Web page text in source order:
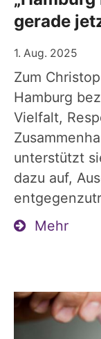
gerade
1. Aug. 2025
Zum
Hamburg
Vielfalt,
unterstützt
dazu auf,
Mehr